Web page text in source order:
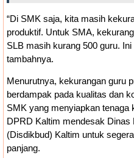
“Di SMK saja, kita masih
produktif. Untuk SMA,
SLB masih kurang 500 guru.
tambahnya.
Menurutnya, kekurangan guru
berdampak pada kualitas dan
SMK yang menyiapkan tenaga
DPRD Kaltim mendesak Dinas
(Disdikbud) Kaltim untuk
panjang.